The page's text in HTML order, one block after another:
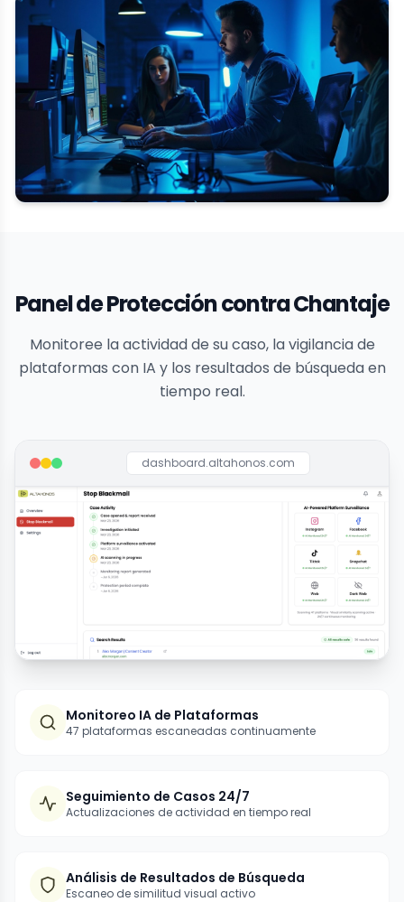
Panel de Protección contra Chantaje
Monitoree la actividad de su caso, la vigilancia de
plataformas con IA y los resultados de búsqueda en
tiempo real.
dashboard.altahonos.com
Monitoreo IA de Plataformas
47 plataformas escaneadas continuamente
Seguimiento de Casos 24/7
Actualizaciones de actividad en tiempo real
Análisis de Resultados de Búsqueda
Escaneo de similitud visual activo